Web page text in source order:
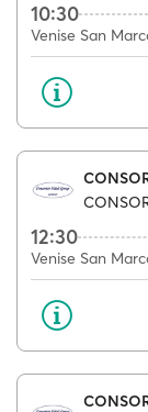
10:30
Venise San
12:30
Venise San